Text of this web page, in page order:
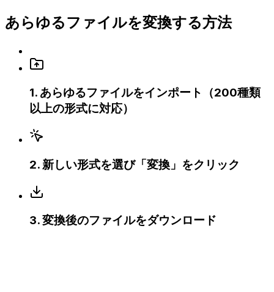
あらゆるファイルを変換する方法
1. あらゆるファイルをインポート（200種類
以上の形式に対応）
2.新しい形式を選び「変換」をクリック
3.変換後のファイルをダウンロード